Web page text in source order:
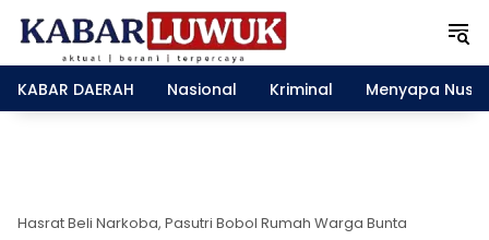
KABAR DAERAH Nasional Kriminal Menyapa
Hasrat Beli Narkoba, Pasutri Bobol Rumah Warga Bunta